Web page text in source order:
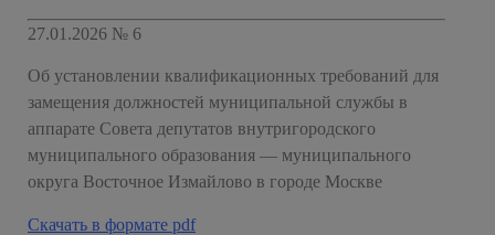
27.01.2026 № 6
Об установлении квалификационных требований для
замещения должностей муниципальной службы в
аппарате Совета депутатов внутригородского
муниципального образования — муниципального
округа Восточное Измайлово в городе Москве
Скачать в формате pdf